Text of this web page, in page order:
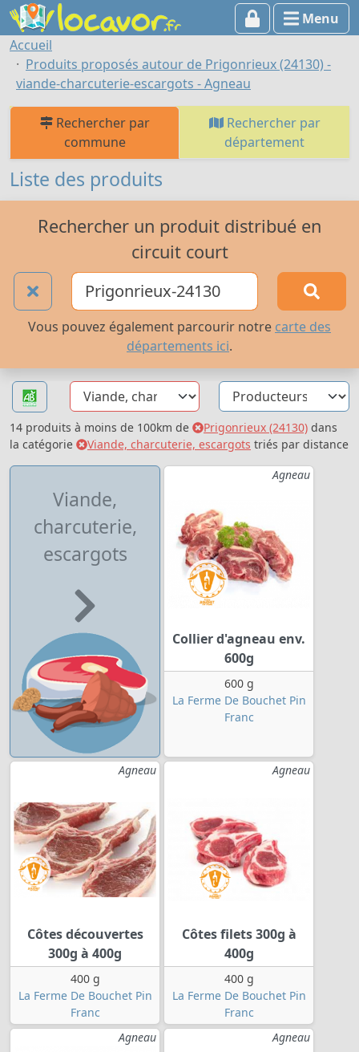
Menu
Accueil
Produits proposés autour de Prigonrieux (24130) -
viande-charcuterie-escargots - Agneau
Rechercher par
commune
Rechercher par
département
Liste des produits
Rechercher un produit distribué en
circuit court
Vous pouvez également parcourir notre carte des
départements ici.
14 produits à moins de 100km de Prigonrieux (24130) dans
la catégorie
Viande, charcuterie, escargots triés par distance
Viande,
charcuterie,
escargots
Agneau
Collier d'agneau env.
600g
600 g
La Ferme De Bouchet Pin
Franc
Agneau
Côtes découvertes
300g à 400g
400 g
La Ferme De Bouchet Pin
Franc
Agneau
Côtes filets 300g à
400g
400 g
La Ferme De Bouchet Pin
Franc
Agneau
Agneau